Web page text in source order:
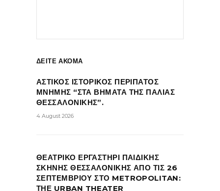
ΔΕΙΤΕ ΑΚΟΜΑ
ΑΣΤΙΚΟΣ ΙΣΤΟΡΙΚΟΣ ΠΕΡΙΠΑΤΟΣ
ΜΝΗΜΗΣ “ΣΤΑ ΒΗΜΑΤΑ ΤΗΣ ΠΑΛΙΑΣ
ΘΕΣΣΑΛΟΝΙΚΗΣ”.
4 August 2026
ΘΕΑΤΡΙΚΟ ΕΡΓΑΣΤΗΡΙ ΠΑΙΔΙΚΗΣ
ΣΚΗΝΗΣ ΘΕΣΣΑΛΟΝΙΚΗΣ ΑΠΟ ΤΙΣ 26
ΣΕΠΤΕΜΒΡΙΟΥ ΣΤΟ METROPOLITAN:
ΤΗΕ URBAN THEATER